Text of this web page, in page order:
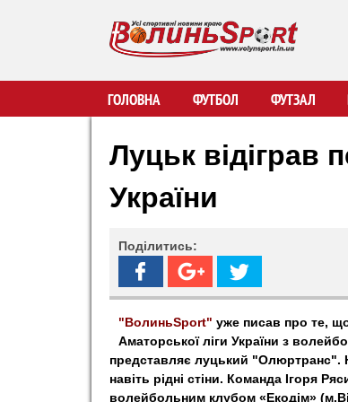
В
о
л
ь
S
p
ГОЛОВНА ФУТБОЛ ФУТЗАЛ
Луцьк відіграв
України
Поділитись:
"ВолиньSport" уже писав про те,
Аматорської ліги України з
представляє луцький "Олюртранс".
навіть рідні стіни. Команда Ігоря
волейбольним клубом «Екодім»